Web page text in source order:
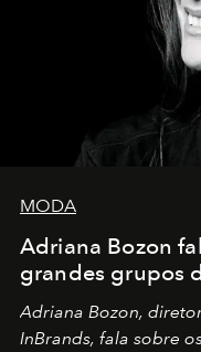
MODA
Adriana Bozon
grandes grupos
Adriana Bozon,
InBrands, fala sobre